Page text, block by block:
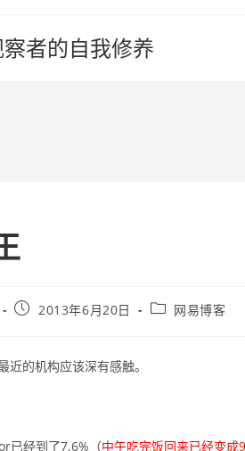
者的自我修养
Post2013年6月20日
Post网易博客
近的机构应该深有感触。
已经到了7.6%（中午吃完饭回来已经变成